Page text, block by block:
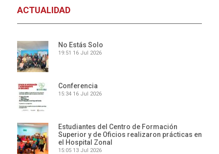
ACTUALIDAD
No Estás Solo
19:51 16 Jul 2026
Conferencia
15:34 16 Jul 2026
Estudiantes del Centro de Formación
Superior y de Oficios realizaron prácticas en
el Hospital Zonal
15:05 13 Jul 2026